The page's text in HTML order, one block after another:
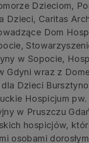
Dzieciom,
Dzieci, Caritas
Dom
w Sopocie,
Gdyni wraz z
Dzieci
Hospicjum
w Pruszczu
hospicjów,
osobami